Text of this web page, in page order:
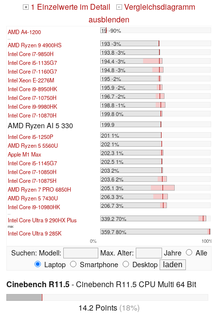
+ 1 Einzelwerte im Detail - Vergleichsdiagramm
ausblenden
AMD A4-1200 19 -90%
AMD Ryzen 9 4900HS
193 -3%
Intel Core i7-9850H
193.8 -3%
Intel Core i5-1135G7
194.4 -3%
Intel Core i7-1160G7
194.8 -3%
Intel Xeon E-2276M
195 -2%
Intel Core i9-8950HK
195.9 -2%
Intel Core i7-10750H
196.7 -2%
Intel Core i9-9980HK
198.8 -1%
Intel Core i7-10870H
199.8 0%
AMD Ryzen AI 5 330
199.9
Intel Core i5-1250P
201 1%
AMD Ryzen 5 5560U
202 1%
Apple M1 Max
202.3 1%
Intel Core i5-1145G7
202.5 1%
Intel Core i7-10850H
203 2%
Intel Core i7-10875H
203.6 2%
AMD Ryzen 7 PRO 6850H
205.1 3%
AMD Ryzen 5 7430U
206.3 3%
Intel Core i9-10980HK
206.7 3%
Intel Core Ultra 9 290HX Plus 339.2 70%
max:
Intel Core Ultra 9 285K 359.7 80%
0% 100%
Suchen: Modell: Max. Alter: Jahre
Alle
Laptop
Smartphone Desktop
Cinebench R11.5- Cinebench R11.5 CPU Multi 64 Bit
14.2 Points (18%)